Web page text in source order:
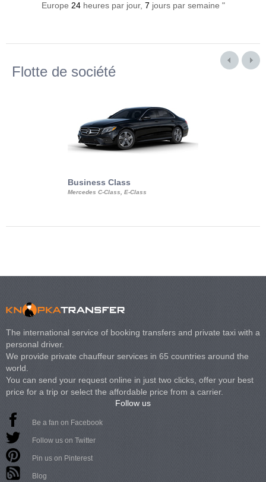
Europe 24 heures par jour, 7 jours par semaine "
Flotte de société
Business Class
Mercedes C-Class, E-Class
The international service of booking transfers and private taxi with a
personal driver.
We provide private chauffeur services in 65 countries around the
world.
You can send your request online in just two clicks, offer your best
price for a trip or select the affordable price from a carrier.
Follow us
Be a fan on Facebook
Follow us on Twitter
Pin us on Pinterest
Blog